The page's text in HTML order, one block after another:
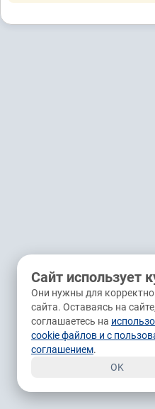
Сайт использует
Они нужны для
сайта. Оставаясь на
соглашаетесь на
cookie файлов и с
соглашением.
OK